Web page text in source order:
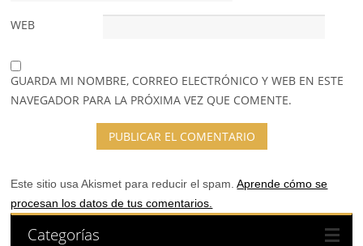
WEB
GUARDA MI NOMBRE, CORREO ELECTRÓNICO Y WEB EN ESTE
NAVEGADOR PARA LA PRÓXIMA VEZ QUE COMENTE.
Este sitio usa Akismet para reducir el spam.Aprende cómo se
procesan los datos de tus comentarios.
Categorías